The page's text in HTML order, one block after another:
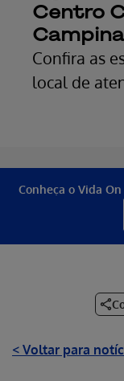
Centro
Confira as
local de
Conheça o Vida
< Voltar para